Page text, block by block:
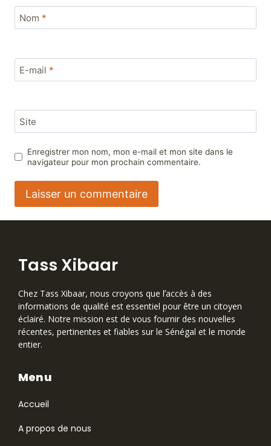
Nom *
E-mail *
Site
Enregistrer mon nom, mon e-mail et mon site dans le
navigateur pour mon prochain commentaire.
Tass Xibaar
Chez Tass Xibaar, nous croyons que lʼaccès à des
informations de qualité est essentiel pour être un citoyen
éclairé. Notre mission est de vous fournir des nouvelles
récentes, pertinentes et fiables sur le Sénégal et le monde
entier.
Accueil
A propos de nous
Menu